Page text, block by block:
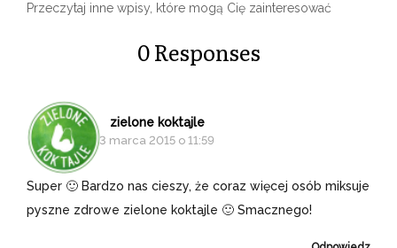
Przeczytaj inne wpisy, które mogą Cię zainteresować
0 Responses
zielone koktajle
3 marca 2015 o 11:59
Super 🙂 Bardzo nas cieszy, że coraz więcej osób miksuje
pyszne zdrowe zielone koktajle 🙂 Smacznego!